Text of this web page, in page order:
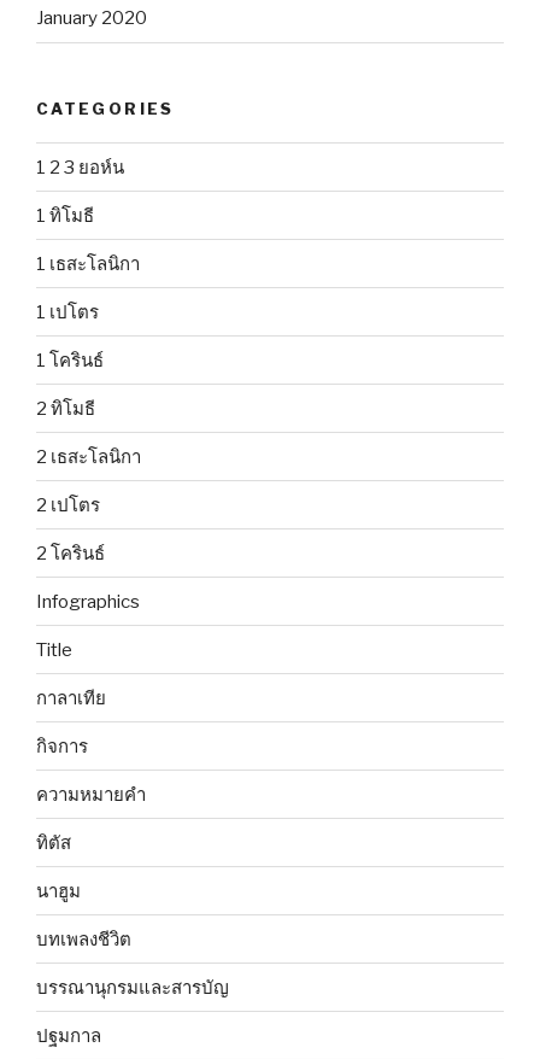
January 2020
CATEGORIES
1 2 3 ยอห์น
1 ทิโมธี
1 เธสะโลนิกา
1 เปโตร
1 โครินธ์
2 ทิโมธี
2 เธสะโลนิกา
2 เปโตร
2 โครินธ์
Infographics
Title
กาลาเทีย
กิจการ
ความหมายคำ
ทิตัส
นาฮูม
บทเพลงชีวิต
บรรณานุกรมและสารบัญ
ปฐมกาล